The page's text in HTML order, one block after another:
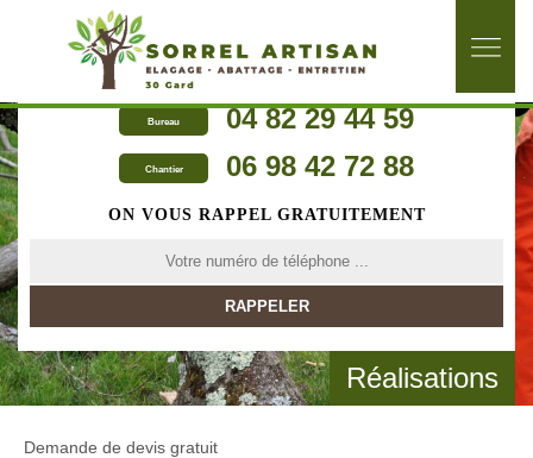
Bureau 04 82 29 44 59
Chantier 06 98 42 72 88
ON VOUS RAPPEL GRATUITEMENT
Réalisations
Demande de devis gratuit